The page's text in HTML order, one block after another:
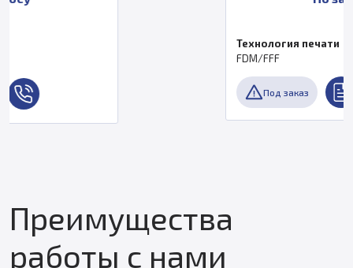
Технология печати
Преимущества
работы с нами